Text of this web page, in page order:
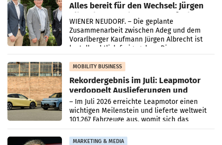
Alles bereit für den Wechsel: Jürgen
Albrecht setzt ab 1.1.2027 auf Adeg
WIENER NEUDORF. – Die geplante
Zusammenarbeit zwischen Adeg und dem
Vorarlberger Kaufmann Jürgen Albrecht ist
kartellrechtlich freigegeben: Die
Bundeswettbewerbsbehörde und der
Bundeskartellanwalt
MOBILITY BUSINESS
Rekordergebnis im Juli: Leapmotor
verdoppelt Auslieferungen und
überschreitet die 100.000er-Marke
– Im Juli 2026 erreichte Leapmotor einen
wichtigen Meilenstein und lieferte weltweit
101.267 Fahrzeuge aus, womit sich das
Ergebnis gegenüber Juli 2025 mehr als
verdoppelte (+102
MARKETING & MEDIA